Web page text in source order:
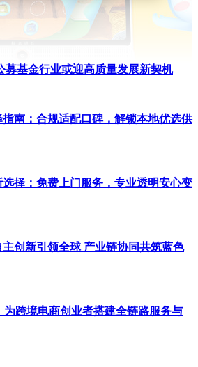
Pro，以16英寸类自然光护眼
，其核心优势在于AI驱动的个性化
能诊断生成动态学习路径，覆盖小学
特别针对数理化等学科提供分层教学
在几何推理与实验模拟等抽象概念学
的3D互动实验室功能，支持物理化
降低学习门槛。
则主打性价比路线，4999元的定价
备采用10.5英寸低蓝光屏幕，通过德
降32%。教育内容方面，设备搭载覆
特色课程。针对应试需求，设备内置
支持智能组卷与错题归因分析，帮
弱环节。
募基金行业或迎高质量发展新契机
南：合规适配口碑，解锁本地优选供
选择：免费上门服务，专业透明安心变
创新引领全球 产业链协同共筑蓝色
跨境电商创业者搭建全链路服务与